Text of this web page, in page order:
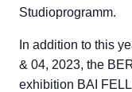
Studioprogramm.
In addition to this
& 04, 2023, the
exhibition BAI